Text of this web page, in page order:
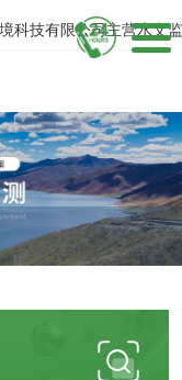
科技有限公司主营水文